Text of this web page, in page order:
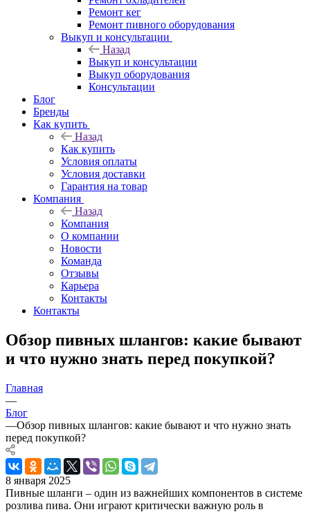
Ремонт кег
Ремонт пивного оборудования
Выкуп и консультации
Назад
Выкуп и консультации
Выкуп оборудования
Консультации
Блог
Бренды
Как купить
Назад
Как купить
Условия оплаты
Условия доставки
Гарантия на товар
Компания
Назад
Компания
О компании
Новости
Команда
Отзывы
Карьера
Контакты
Контакты
Обзор пивных шлангов: какие бывают
и что нужно знать перед покупкой?
Главная
—
Блог
—Обзор пивных шлангов: какие бывают и что нужно знать
перед покупкой?
8 января 2025
Пивные шланги – один из важнейших компонентов в системе
розлива пива. Они играют критически важную роль в